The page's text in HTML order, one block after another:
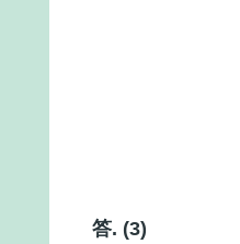
答. (3)